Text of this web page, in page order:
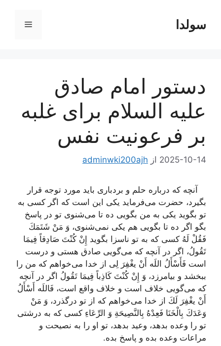
محتواسولدا فهرست
دستور امام صادق
علیه السلام برای غلبه
بر فرعونیت نفس
2025-10-14 از adminwki200ajh
آنچه كه درباره حلم و بردباری باید مورد توجه قرار
بگیرد، حضرت می‌فرماید یكی این است كه اگر كسی به
تو بگوید یكی به من بگویی ده تا می‌شنوی تو در پاسخ
بگو اگر ده تا بگویی هم یكی نمی‌شنوی، وَ مَنْ شَتَمَكَ
فَقُلْ لَهُ‌ كسی كه به تو ناسزا بگوید إِنْ كُنْتَ صَادِقاً فِيمَا
تَقُولُ، اگر در آنچه كه می‌گویی صادق هستی و درست
است‌ فَأَسْأَلُ اللَه أَنْ يغْفِرَ لِى‌ از خدا می‌خواهم كه من را
ببخشد و بیامرزد، وَ إِنْ كُنْتَ كَاذِباً فِيمَا تَقُولُ‌ اگر در آنچه
كه می‌گویی خلاف است و خلاف واقع است، فَاللَه أَسْأَلُ
أَنْ يغْفِرَ لَكَ‌ از خدا می‌خواهم كه از تو درگذرد، وَ مَنْ
وَعَدَكَ بِالْخَنَا فَعِدْهُ بِالنَّصِيحَةِ وَ الرِّعَاءِ كسی كه به درشتی
تو را وعده بدهد، وعید بدهد، تو او را به نصیحت و
مراعات وعده بده و پاسخ بده.